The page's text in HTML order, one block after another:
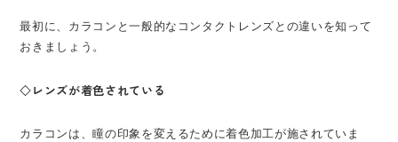
最初に、カラコンと一般的なコンタクトレンズとの違いを知って
おきましょう。
◇レンズが着色されている
カラコンは、瞳の印象を変えるために着色加工が施されていま